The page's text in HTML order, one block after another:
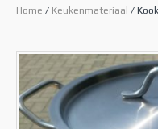
Home / Keukenmateriaal /